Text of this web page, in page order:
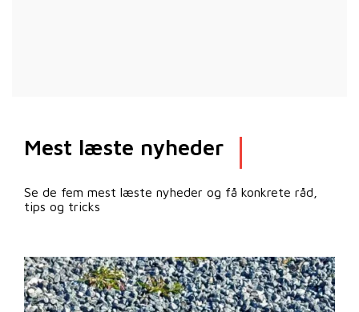
Mest læste nyheder
Se de fem mest læste nyheder og få konkrete råd,
tips og tricks